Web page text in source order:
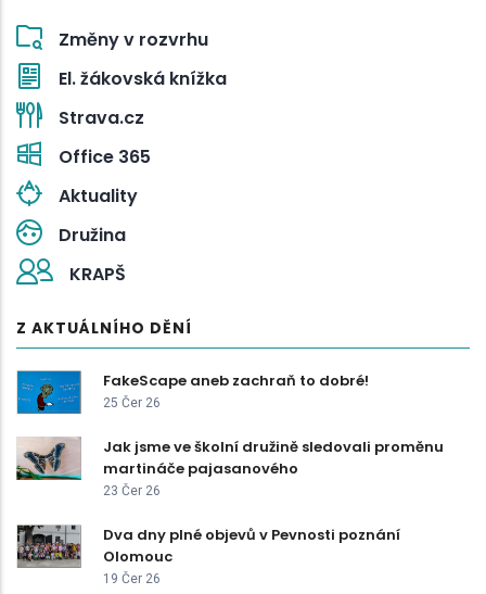
Změny v rozvrhu
El. žákovská knížka
Strava.cz
Office 365
Aktuality
Družina
KRAPŠ
Z AKTUÁLNÍHO DĚNÍ
FakeScape aneb zachraň to dobré!
25 Čer 26
Jak jsme ve školní družině sledovali proměnu
martináče pajasanového
23 Čer 26
Dva dny plné objevů v Pevnosti poznání
Olomouc
19 Čer 26